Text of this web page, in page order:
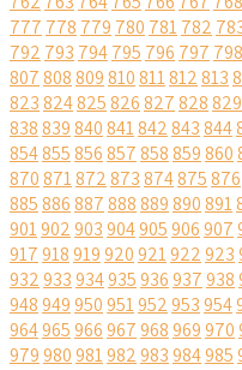
777 778 779 780 781782
792 793 794795 796 797 798
807808809810811812813
823824825826827828829
838839840841842843844
854855856857858859860
870871872873874875876
885886887888889890891
901902903904905906907
917918919920921922923
932933934935936937938
948949950951952953954
964965966967968969970
979980981982983984985